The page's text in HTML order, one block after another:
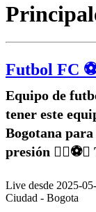
Futbol FC
Equipo de
tener este
Bogotana
presión
Live desde 2025-
Ciudad - Bogota